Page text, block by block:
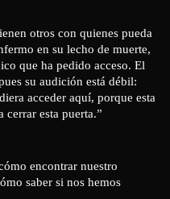
otros con quienes pueda
en su lecho de muerte,
que ha pedido acceso. El
su audición está débil:
acceder aquí, porque esta
esta puerta.”
encontrar nuestro
saber si nos hemos